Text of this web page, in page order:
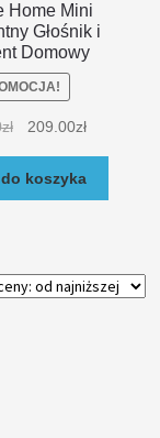
Home Mini
Głośnik i
Domowy
zł 209.00zł
koszyka